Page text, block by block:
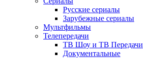
Русские сериалы
Зарубежные сериалы
Мультфильмы
Телепередачи
ТВ Шоу и ТВ Передачи
Документальные